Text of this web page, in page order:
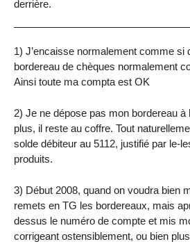
derrière.
1) J’encaisse normalement comme si
bordereau de chèques normalement
Ainsi toute ma compta est OK
2) Je ne dépose pas mon bordereau à
plus, il reste au coffre. Tout
solde débiteur au 5112, justifié par le-
produits.
3) Début 2008, quand on voudra bien
remets en TG les bordereaux, mais
dessus le numéro de compte et mis
corrigeant ostensiblement, ou bien